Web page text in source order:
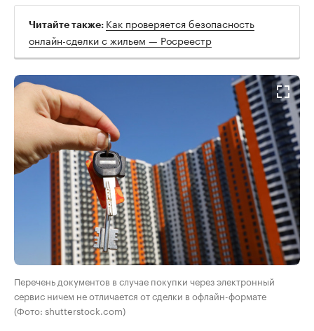
Читайте также: Как проверяется безопасность
онлайн-сделки с жильем — Росреестр
Перечень документов в случае покупки через электронный
сервис ничем не отличается от сделки в офлайн-формате
(Фото: shutterstock.com)